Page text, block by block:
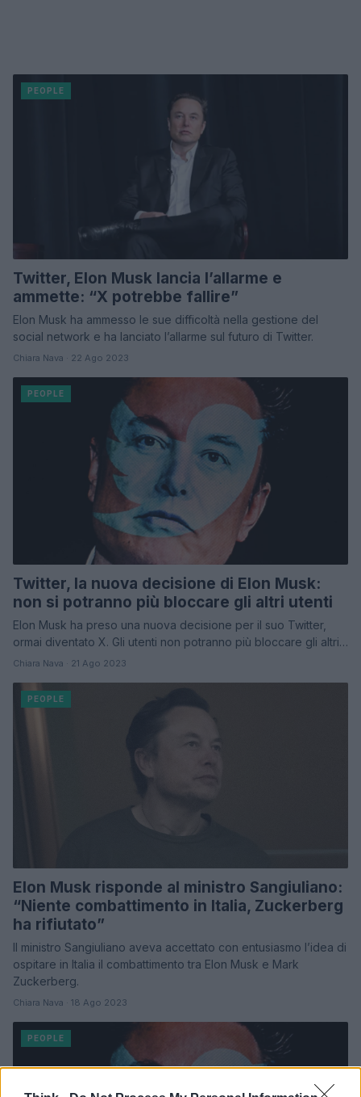
PEOPLE
Twitter, Elon Musk lancia l’allarme e
ammette: “X potrebbe fallire”
Elon Musk ha ammesso le sue difficoltà nella gestione del
social network e ha lanciato l’allarme sul futuro di Twitter.
Chiara Nava · 22 Ago 2023
PEOPLE
Twitter, la nuova decisione di Elon Musk:
non si potranno più bloccare gli altri utenti
Elon Musk ha preso una nuova decisione per il suo Twitter,
ormai diventato X. Gli utenti non potranno più bloccare gli altri…
Chiara Nava · 21 Ago 2023
PEOPLE
Elon Musk risponde al ministro Sangiuliano:
“Niente combattimento in Italia, Zuckerberg
ha rifiutato”
Il ministro Sangiuliano aveva accettato con entusiasmo l’idea di
ospitare in Italia il combattimento tra Elon Musk e Mark
Zuckerberg.
Chiara Nava · 18 Ago 2023
PEOPLE